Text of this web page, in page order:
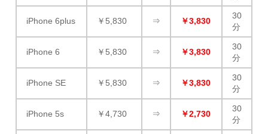
iPhone 6plus ￥5,830 ⇒ ￥3,830
30
分
iPhone 6 ￥5,830 ⇒ ￥3,830
30
分
iPhone SE ￥5,830 ⇒ ￥3,830
30
分
iPhone 5s ￥4,730 ⇒ ￥2,730
30
分